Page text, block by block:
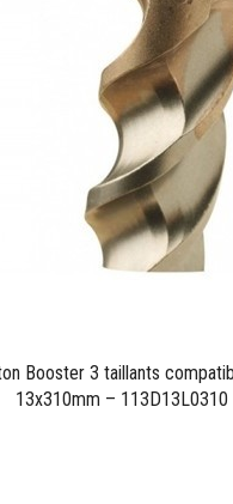
Booster 3 taillants
13x310mm – 113D13L0310